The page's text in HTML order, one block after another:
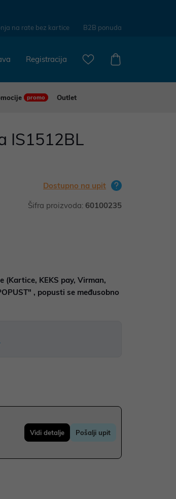
na rate bez kartice B2B ponuda
Registracija
promo
Outlet
IS1512BL
Dostupno na upit
Šifra proizvoda: 60100235
(Kartice, KEKS pay, Virman,
, popusti se međusobno
Vidi detalje Pošalji upit